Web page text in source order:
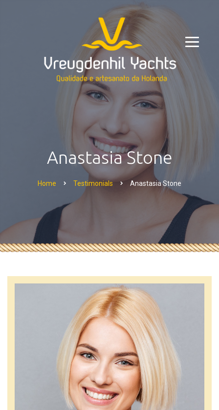
Anastasia Stone
Home Testimonials Anastasia Stone